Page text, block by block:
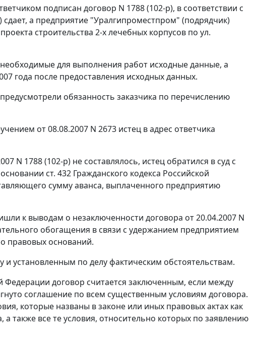
подписан договор N 1788 (102-р), в соответствии с
а предприятие "Уралгипроместпром" (подрядчик)
строительства 2-х лечебных корпусов по ул.
для выполнения работ исходные данные, а
года после предоставления исходных данных.
обязанность заказчика по перечислению
от 08.08.2007 N 2673 истец в адрес ответчика
N 1788 (102-р) не составлялось, истец обратился в суд с
ст. 432 Гражданского кодекса Российской
сумму аванса, выплаченного предприятию
к выводам о незаключенности договора от 20.04.2007 N
обогащения в связи с удержанием предприятием
правовых оснований.
и установленным по делу фактическим обстоятельствам.
Федерации договор считается заключенным, если между
соглашение по всем существенным условиям договора.
которые названы в законе или иных правовых актах как
также все те условия, относительно которых по заявлению